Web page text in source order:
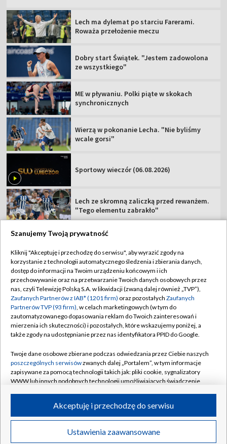
Transmisje Wideo
Lech ma dylemat po starciu Farerami.
Roważa przełożenie meczu
Dobry start Świątek. "Jestem zadowolona
ze wszystkiego"
ME w pływaniu. Polki piąte w skokach
synchronicznych
Wierzą w pokonanie Lecha. "Nie byliśmy
wcale gorsi"
Sportowy wieczór (06.08.2026)
Lech ze skromną zaliczką przed rewanżem.
"Tego elementu zabrakło"
TVP
Abonament TVP
Sklep TVP
Biuro Reklamy
Oferta Handlowa
Emisja w TVP
Rada Programowa
Ogłoszenia przetargowe
Akademia Telewizyjna
Regulamin TVP
Polityka prywatności
Moje zgody
Biuro reklamy
Kanały
©2026 Telewizja Polska Spółka Akcyjna w likwidacji
Szanujemy Twoją prywatność
Kliknij "Akceptuję i przechodzę do serwisu", aby wyrazić zgody na
korzystanie z technologii automatycznego śledzenia i zbierania danych,
dostęp do informacji na Twoim urządzeniu końcowym i ich
przechowywanie oraz na przetwarzanie Twoich danych osobowych przez
nas, czyli Telewizję Polską S.A. w likwidacji (zwaną dalej również „TVP”),
Zaufanych Partnerów z IAB* (1201 firm) oraz pozostałych Zaufanych
Partnerów TVP (93 firm), w celach marketingowych (w tym do
zautomatyzowanego dopasowania reklam do Twoich zainteresowań i
mierzenia ich skuteczności) i pozostałych, które wskazujemy poniżej, a
także zgody na udostępnianie przez nas identyfikatora PPID do Google.
Twoje dane osobowe zbierane podczas odwiedzania przez Ciebie naszych
poszczególnych serwisówzwanych dalej „Portalem”, w tym informacje
zapisywane za pomocą technologii takich jak: pliki cookie, sygnalizatory
WWW lub innych podobnych technologii umożliwiających świadczenie
ruchu w Internecie.
Twoje dane osobowe zbierane podczas odwiedzania przez Ciebie
poszczególnych serwisówna Portalu, takie jak adresy IP, identyfikatory
Ustawienia zaawansowane
Akceptuję i przechodzę do serwisu